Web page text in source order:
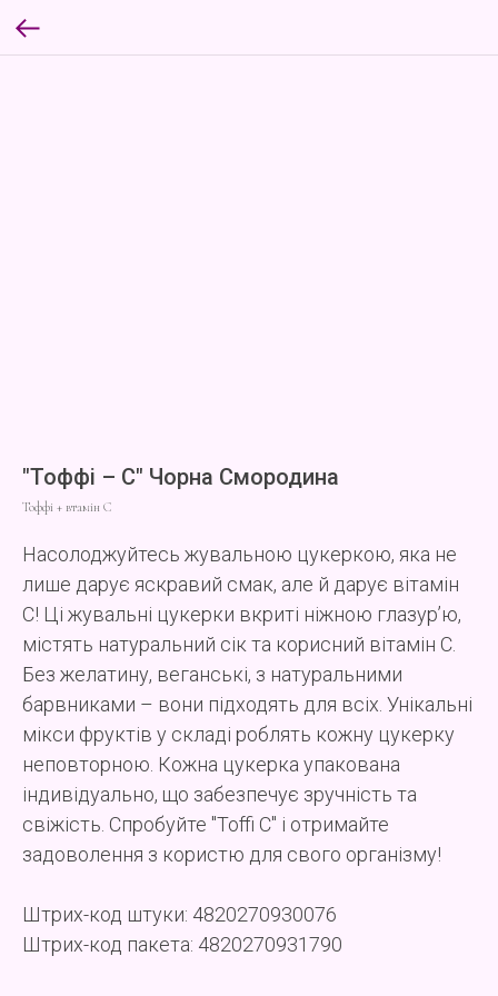
"Тоффі – С" Чорна Смородина
Тоффі + втамін С
Насолоджуйтесь жувальною цукеркою, яка не
лише дарує яскравий смак, але й дарує вітамін
C! Ці жувальні цукерки вкриті ніжною глазур’ю,
містять натуральний сік та корисний вітамін С.
Без желатину, веганські, з натуральними
барвниками – вони підходять для всіх. Унікальні
мікси фруктів у складі роблять кожну цукерку
неповторною. Кожна цукерка упакована
індивідуально, що забезпечує зручність та
свіжість. Спробуйте "Toffi C" і отримайте
задоволення з користю для свого організму!
Штрих-код штуки: 4820270930076
Штрих-код пакета: 4820270931790